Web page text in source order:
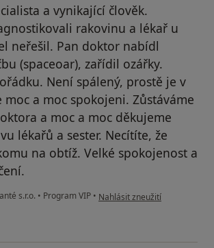
a vynikající člověk.
rakovinu a lékař u
neřešil. Pan doktor nabídl
(spaceoar), zařídil ozářky.
Není spálený, prostě je v
moc a moc spokojeni. Zůstáváme
a moc a moc děkujeme
lékařů a sester. Necítíte, že
na obtíž. Velké spokojenost a
s.r.o. • Program VIP • podle názoru uživatele
Nahlásit zneužití